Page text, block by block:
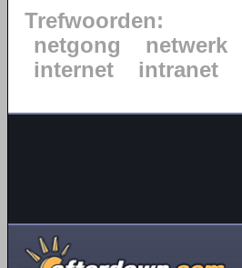
Trefwoorden:
netgong
netwerk
internet
intranet